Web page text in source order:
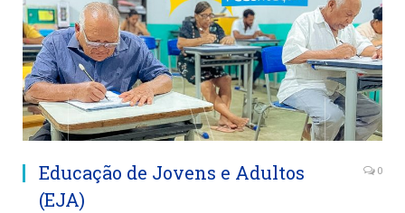
Educação de Jovens e Adultos
(EJA)
0